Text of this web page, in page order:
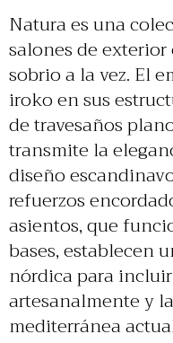
Natura es una
salones de
sobrio a la vez. El
iroko en sus
de travesaños
transmite la
diseño
refuerzos
asientos, que
bases, establecen
nórdica para
artesanalmente y
mediterránea